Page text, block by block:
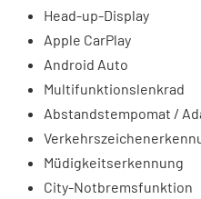
Head-up-Display
Apple CarPlay
Android Auto
Multifunktionslenkrad
Abstandstempomat /
Müdigkeitserkennung
City-Notbremsfunktion